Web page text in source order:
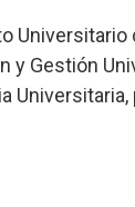
y Gestión